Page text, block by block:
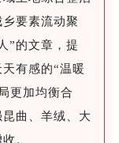
要素流动聚
”的文章，提
有感的“温暖
更加均衡合
曲、羊绒、大
。